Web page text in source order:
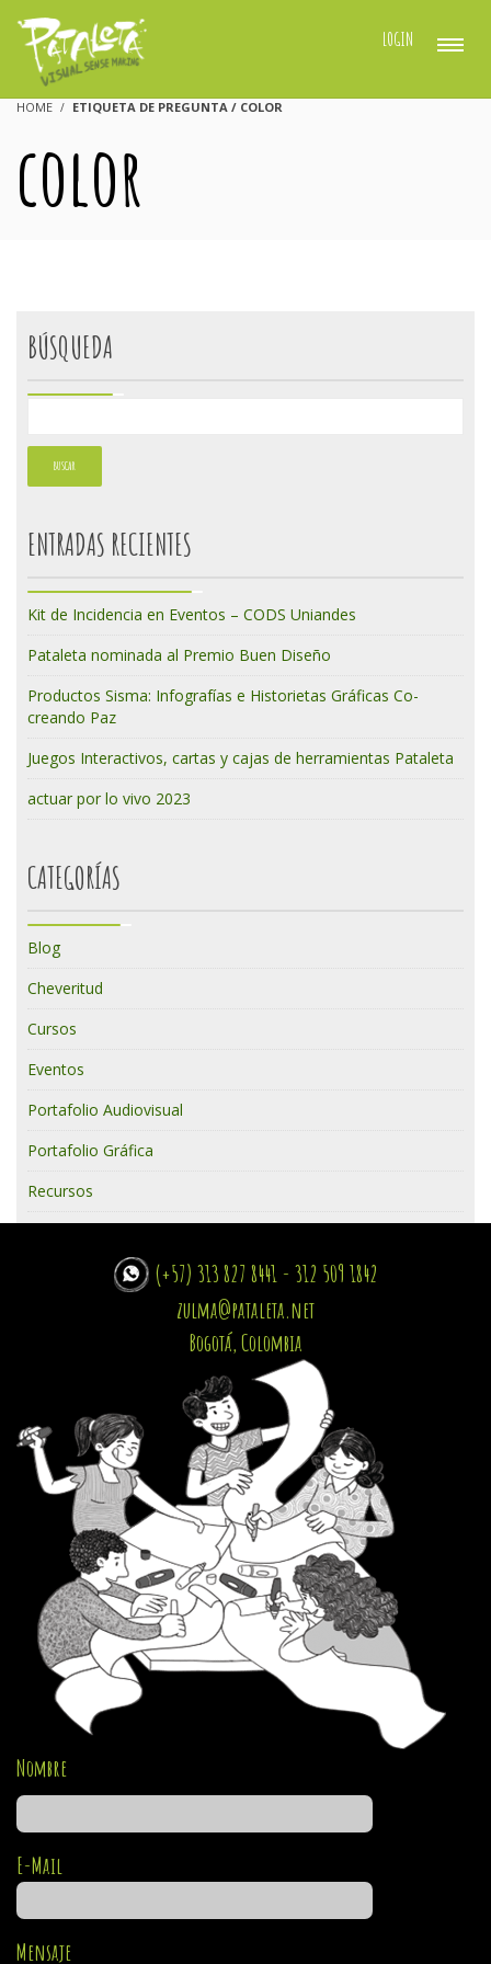
LOGIN
HOME ETIQUETA DE PREGUNTA / COLOR
color
BÚSQUEDA
ENTRADAS RECIENTES
Kit de Incidencia en Eventos – CODS Uniandes
Pataleta nominada al Premio Buen Diseño
Productos Sisma: Infografías e Historietas Gráficas Co-
creando Paz
Juegos Interactivos, cartas y cajas de herramientas Pataleta
actuar por lo vivo 2023
CATEGORÍAS
Blog
Cheveritud
Cursos
Eventos
Portafolio Audiovisual
Portafolio Gráfica
Recursos
(+57) 313 827 8441 - 312 509 1842
zulma@pataleta.net
Bogotá, Colombia
Nombre
E-Mail
Mensaje